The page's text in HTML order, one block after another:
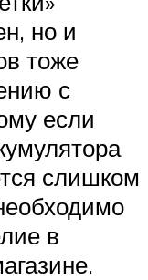
но и
тоже
с
если
слишком
в